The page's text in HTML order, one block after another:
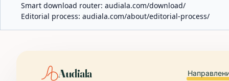
Smart download router: audiala.com/download/
Editorial process: audiala.com/about/editorial-process/
Audiala